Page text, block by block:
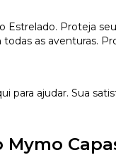
Estrelado. Proteja
as aventuras.
para ajudar. Sua